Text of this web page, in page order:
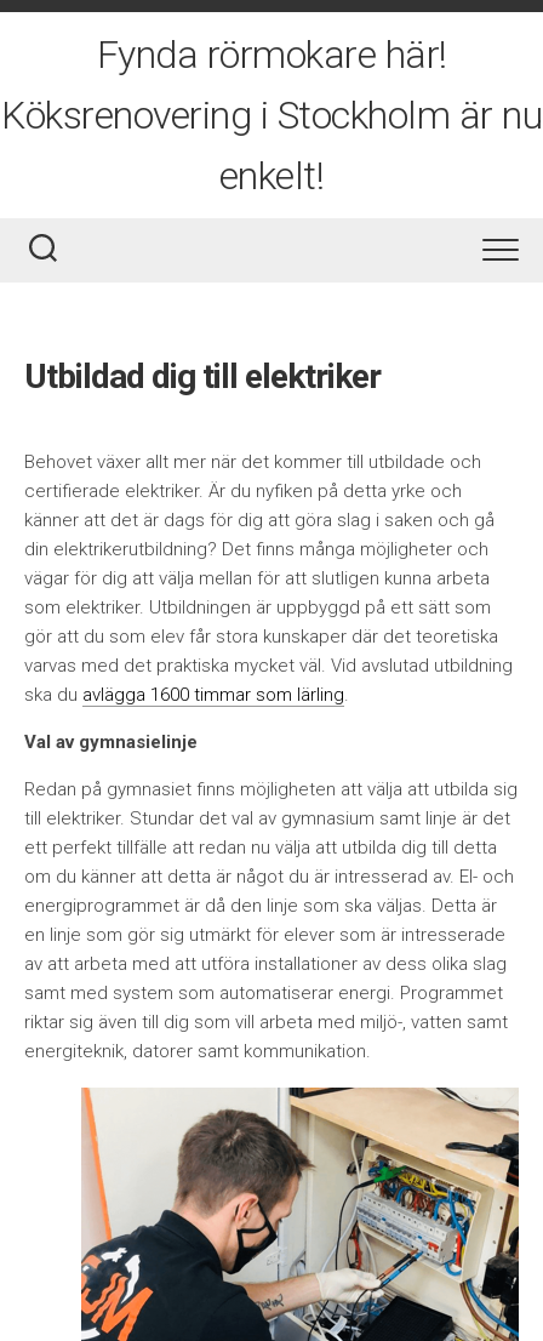
Skip
Fynda rörmokare här!
Köksrenovering i Stockholm är nu
enkelt!
Utbildad dig till elektriker
Behovet växer allt mer när det kommer till utbildade och
certifierade elektriker. Är du nyfiken på detta yrke och
känner att det är dags för dig att göra slag i saken och gå
din elektrikerutbildning? Det finns många möjligheter och
vägar för dig att välja mellan för att slutligen kunna arbeta
som elektriker. Utbildningen är uppbyggd på ett sätt som
gör att du som elev får stora kunskaper där det teoretiska
varvas med det praktiska mycket väl. Vid avslutad utbildning
ska du avlägga 1600 timmar som lärling.
Val av gymnasielinje
Redan på gymnasiet finns möjligheten att välja att utbilda sig
till elektriker. Stundar det val av gymnasium samt linje är det
ett perfekt tillfälle att redan nu välja att utbilda dig till detta
om du känner att detta är något du är intresserad av. El- och
energiprogrammet är då den linje som ska väljas. Detta är
en linje som gör sig utmärkt för elever som är intresserade
av att arbeta med att utföra installationer av dess olika slag
samt med system som automatiserar energi. Programmet
riktar sig även till dig som vill arbeta med miljö-, vatten samt
energiteknik, datorer samt kommunikation.